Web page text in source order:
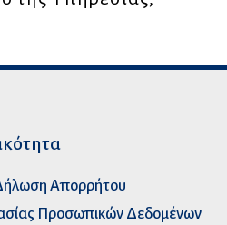
Απορρήτου
Προσωπικών Δεδομένων